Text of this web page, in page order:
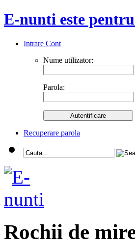
E-nunti este
Intrare Cont
Nume utilizator:
Parola:
Recuperare parola
Rochii de